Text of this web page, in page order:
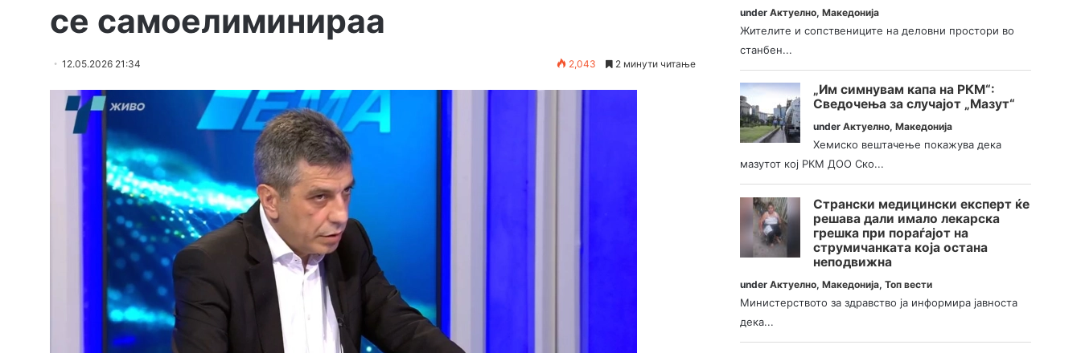
се самоелиминираа
12.05.2026 21:34 2,043 2 минути читање
underАктуелно,Македонија
Жителите и сопствениците на деловни простори во
станбен...
„Им симнувам капа на РКМ“:
Сведочења за случајот „Мазут“
underАктуелно,Македонија
Хемиско вештачење покажува дека
мазутот кој РКМ ДОО Ско...
Странски медицински експерт ќе
решава дали имало лекарска
грешка при пораѓајот на
струмичанката која остана
неподвижна
underАктуелно,Македонија,Топ вести
Министерството за здравство ја информира јавноста
дека...